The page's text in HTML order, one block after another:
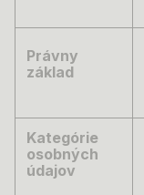
Právny
základ
Kategórie
osobných
údajov